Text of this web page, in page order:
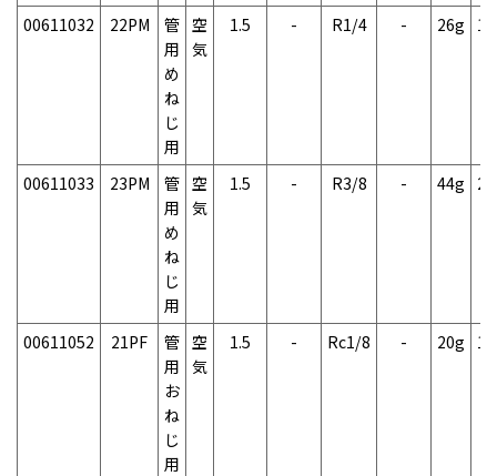
00611032 22PM
管
用
め
ね
じ
用
空
気
1.5 - R1/4 - 26g
00611033 23PM
管
用
め
ね
じ
用
空
気
1.5 - R3/8 - 44g
00611052 21PF
管
用
お
ね
じ
用
空
気
1.5 - Rc1/8 - 20g